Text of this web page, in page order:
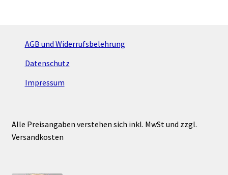
AGB und Widerrufsbelehrung
Datenschutz
Impressum
Alle Preisangaben verstehen sich inkl. MwSt und zzgl.
Versandkosten